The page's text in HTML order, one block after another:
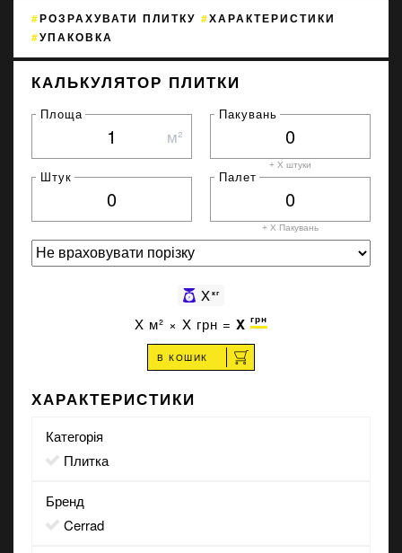
РОЗРАХУВАТИ ПЛИТКУ
ХАРАКТЕРИСТИКИ
УПАКОВКА
КАЛЬКУЛЯТОР ПЛИТКИ
Площа
м²
Пакувань
+ X штуки
Штук Палет
+ X Пакувань
Xкг
X м² × X грн = X грн
В КОШИК
ХАРАКТЕРИСТИКИ
Категорія
Плитка
Бренд
Cerrad